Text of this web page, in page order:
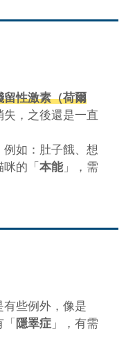
留性激素（荷爾
失，之後還是一直
如：肚子餓、想
的「 本能」，需
有些例外，像是
隱睪症 」，有需